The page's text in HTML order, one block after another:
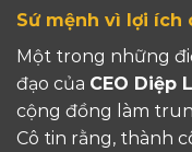
Sứ mệnh vì lợi ích
Một trong những
đạo của CEO Diệp
cộng đồng làm
Cô tin rằng, thành